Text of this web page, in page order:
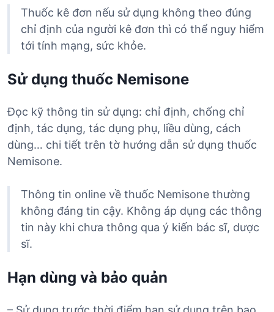
Thuốc kê đơn nếu sử dụng không theo đúng
chỉ định của người kê đơn thì có thể nguy hiểm
tới tính mạng, sức khỏe.
Sử dụng thuốc Nemisone
Đọc kỹ thông tin sử dụng: chỉ định, chống chỉ
định, tác dụng, tác dụng phụ, liều dùng, cách
dùng… chi tiết trên tờ hướng dẫn sử dụng thuốc
Nemisone.
Thông tin online về thuốc Nemisone thường
không đáng tin cậy. Không áp dụng các thông
tin này khi chưa thông qua ý kiến bác sĩ, dược
sĩ.
Hạn dùng và bảo quản